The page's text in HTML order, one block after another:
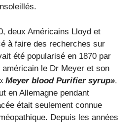
deux Américains Lloyd et
à faire des recherches sur
été popularisé en 1870 par
américain le Dr Meyer et son
Meyer blood Purifier syrup».
en Allemagne pendant
était seulement connue
Depuis les années